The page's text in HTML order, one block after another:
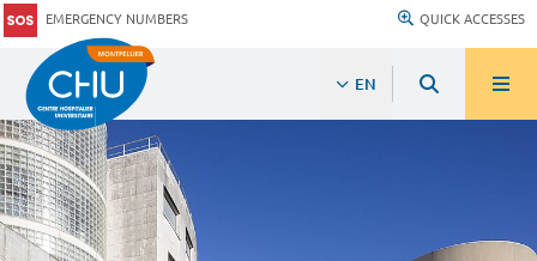
EMERGENCY NUMBERS QUICK ACCESSES
EN